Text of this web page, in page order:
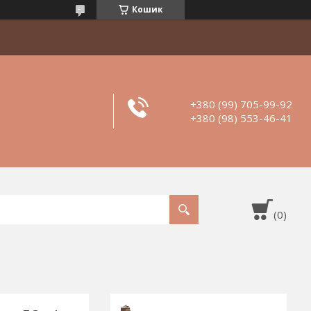
Кошик
+380 (99) 705-99-92
+380 (98) 553-46-41